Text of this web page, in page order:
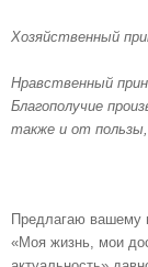
Хозяйственный
Нравственный
Благополучие
также и от
Предлагаю вашему
«Моя жизнь, мои